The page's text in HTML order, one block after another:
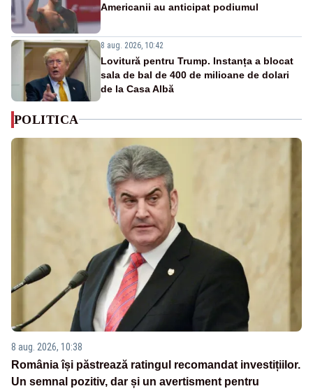
Americanii au anticipat podiumul
8 aug. 2026, 10:42
Lovitură pentru Trump. Instanța a blocat
sala de bal de 400 de milioane de dolari
de la Casa Albă
POLITICA
8 aug. 2026, 10:38
România își păstrează ratingul recomandat investițiilor.
Un semnal pozitiv, dar și un avertisment pentru